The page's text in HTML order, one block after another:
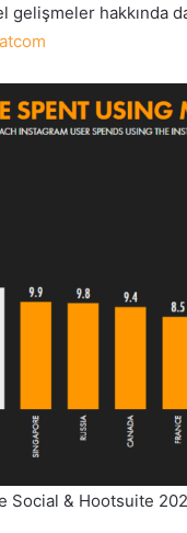
gelişmeler hakkında
Social & Hootsuite